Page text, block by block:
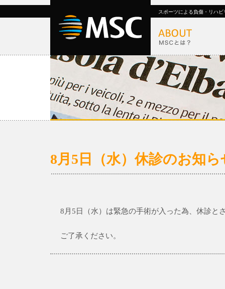
スポーツによる負傷・リハ
8月5日（水）休診のお知ら
8月5日（水）は緊急の手術が入った為、休診と
ご了承ください。